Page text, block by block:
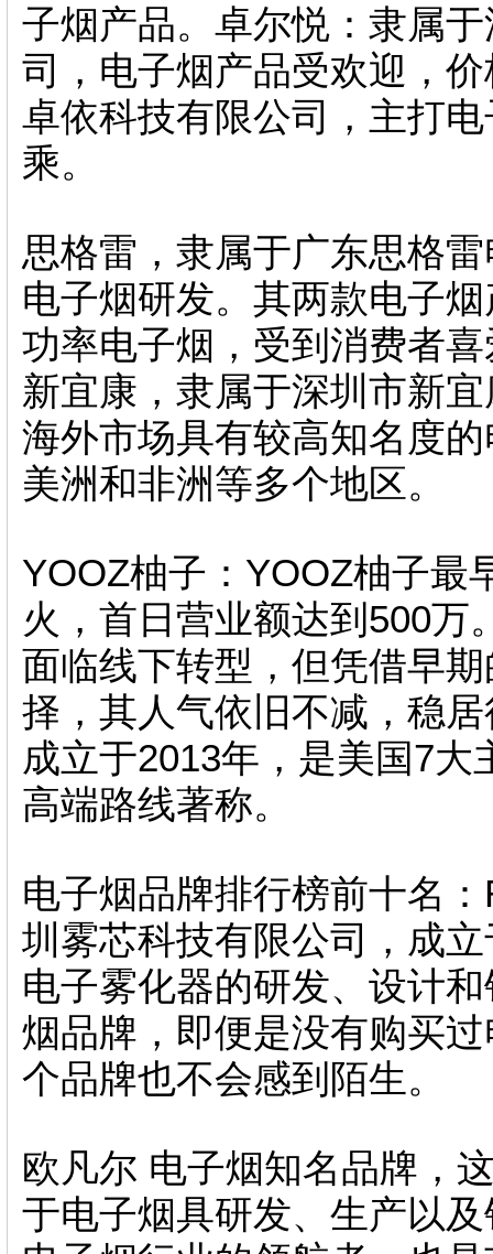
子烟产品。卓尔悦：隶属
司，电子烟产品受欢迎，
卓依科技有限公司，主打
乘。
思格雷，隶属于广东思格
电子烟研发。其两款电子
功率电子烟，受到消费者
新宜康，隶属于深圳市新
海外市场具有较高知名度
美洲和非洲等多个地区。
YOOZ柚子：YOOZ柚子最
火，首日营业额达到500万
面临线下转型，但凭借早
择，其人气依旧不减，稳
成立于2013年，是美国7
高端路线著称。
电子烟品牌排行榜前十名
圳雾芯科技有限公司，成
电子雾化器的研发、设计
烟品牌，即便是没有购买
个品牌也不会感到陌生。
欧凡尔 电子烟知名品牌，
于电子烟具研发、生产以